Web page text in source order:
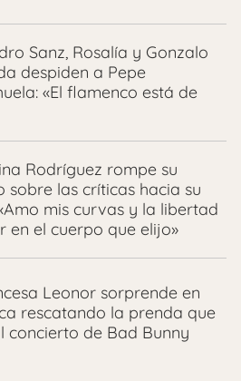
Sanz, Rosalía y Gonzalo
despiden a Pepe
«El flamenco está de
Rodríguez rompe su
sobre las críticas hacia su
mis curvas y la libertad
en el cuerpo que elijo»
Leonor sorprende en
rescatando la prenda que
concierto de Bad Bunny